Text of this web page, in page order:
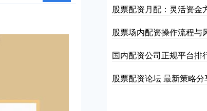
股票配资月配：灵活资金
股票场内配资操作流程与
国内配资公司正规平台排
股票配资论坛 最新策略分